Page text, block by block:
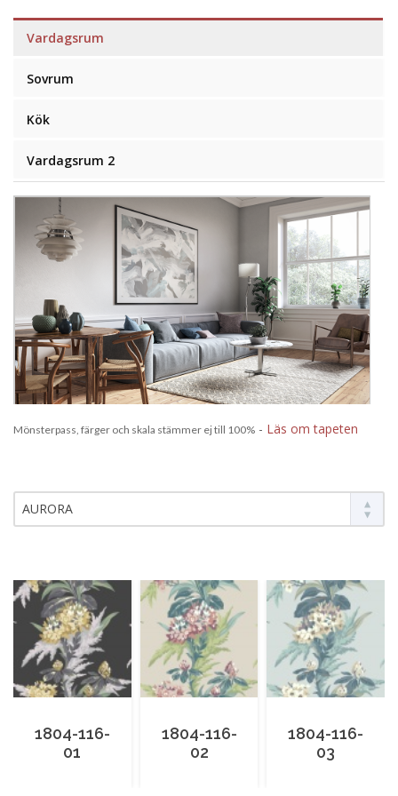
Vardagsrum
Sovrum
Kök
Vardagsrum 2
Mönsterpass, färger och skala stämmer ej till 100% - Läs om tapeten
AURORA
1804-116-
01
1804-116-
02
1804-116-
03